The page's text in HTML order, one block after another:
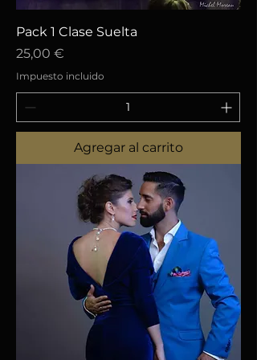
Pack 1 Clase Suelta
Precio
25,00 €
Impuesto incluido
Agregar al carrito